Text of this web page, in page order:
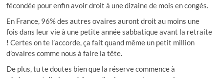
fécondée pour enfin avoir droit à une dizaine de mois en congés.
En France, 96% des autres ovaires auront droit au moins une
fois dans leur vie à une petite année sabbatique avant la retraite
! Certes on te l’accorde, ça fait quand même un petit million
d’ovaires comme nous à faire la tête.
De plus, tu te doutes bien que la réserve commence à